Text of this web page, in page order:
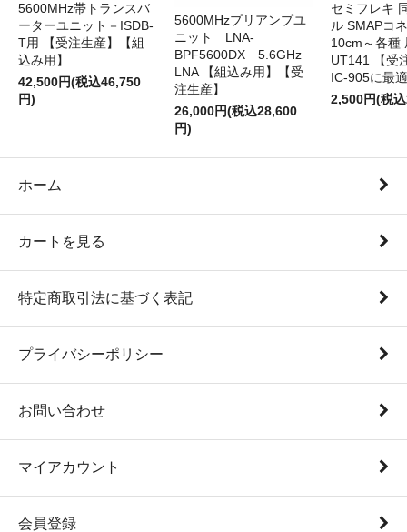
5600MHz帯トランスバ
ーターユニット－ISDB-
T用 【受注生産】【組
込み用】
42,500円(税込46,750
円)
5600MHzプリアンプユ
ニット LNA-
BPF5600DX 5.6GHz
LNA 【組込み用】【受
注生産】
26,000円(税込28,600
円)
セミフレキ
ル SMAPコ
10cm～各種
UT141 【
IC-905に最適
2,500円(税
ホーム
カートを見る
特定商取引法に基づく表記
プライバシーポリシー
お問い合わせ
マイアカウント
会員登録